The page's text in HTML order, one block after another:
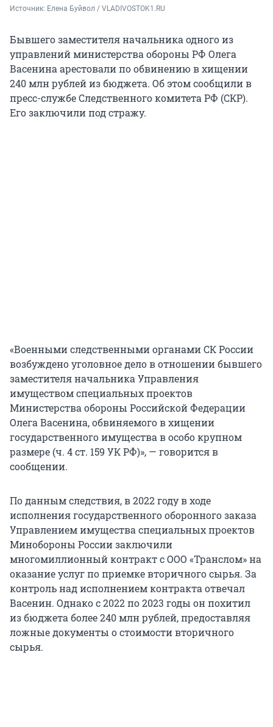
Источник: Елена Буйвол / VLADIVOSTOK1.RU
Бывшего заместителя начальника одного из
управлений министерства обороны РФ Олега
Васенина арестовали по обвинению в хищении
240 млн рублей из бюджета. Об этом сообщили в
пресс-службе Следственного комитета РФ (СКР).
Его заключили под стражу.
«Военными следственными органами СК России
возбуждено уголовное дело в отношении бывшего
заместителя начальника Управления
имуществом специальных проектов
Министерства обороны Российской Федерации
Олега Васенина, обвиняемого в хищении
государственного имущества в особо крупном
размере (ч. 4 ст. 159 УК РФ)», — говорится в
сообщении.
По данным следствия, в 2022 году в ходе
исполнения государственного оборонного заказа
Управлением имущества специальных проектов
Минобороны России заключили
многомиллионный контракт с ООО «Транслом» на
оказание услуг по приемке вторичного сырья. За
контроль над исполнением контракта отвечал
Васенин. Однако с 2022 по 2023 годы он похитил
из бюджета более 240 млн рублей, предоставляя
ложные документы о стоимости вторичного
сырья.